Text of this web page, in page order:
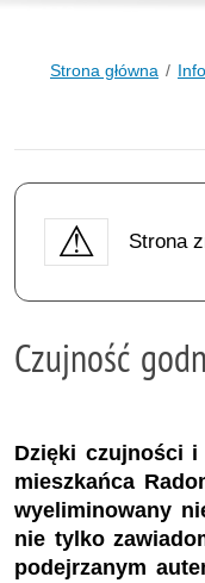
Strona główna
Strona
Czujność
Dzięki czujności i
mieszkańca
wyeliminowany
nie tylko
podejrzanym